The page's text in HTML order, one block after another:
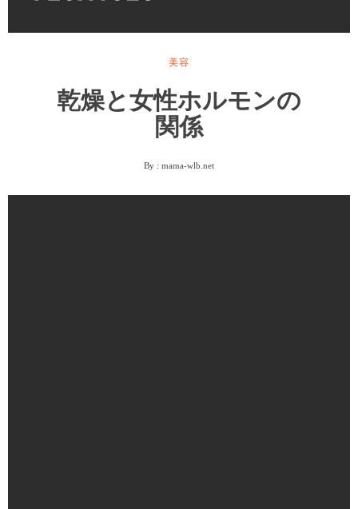
美容
乾燥と女性ホルモンの
関係
By : mama-wlb.net